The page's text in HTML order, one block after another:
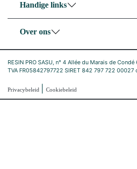
Handige links
Over ons
RESIN PRO SASU, n° 4 Allée du Marais de
TVA FR05842797722 SIRET 842 797 722 00027
Privacybeleid Cookiebeleid